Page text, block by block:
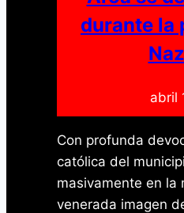
durante la
abril
Con profunda
católica del
masivamente en la
venerada imagen